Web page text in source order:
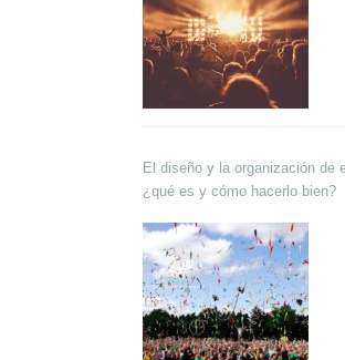
El diseño y la organización de
¿qué es y cómo hacerlo bien?